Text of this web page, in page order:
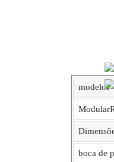
modelos
boca de